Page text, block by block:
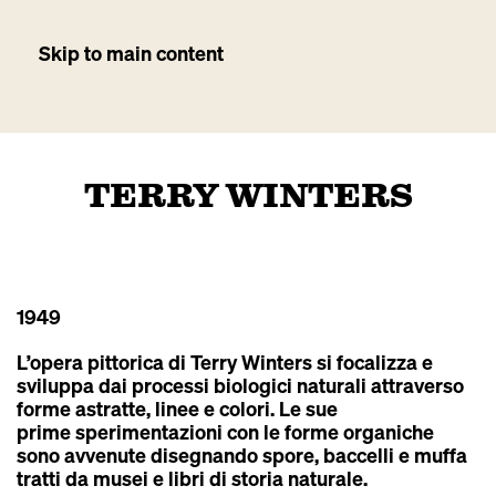
Skip to main content
TERRY WINTERS
1949
L’opera pittorica di Terry Winters si focalizza e
sviluppa dai processi biologici naturali attraverso
forme astratte, linee e colori. Le sue
prime sperimentazioni con le forme organiche
sono avvenute disegnando spore, baccelli e muffa
tratti da musei e libri di storia naturale.